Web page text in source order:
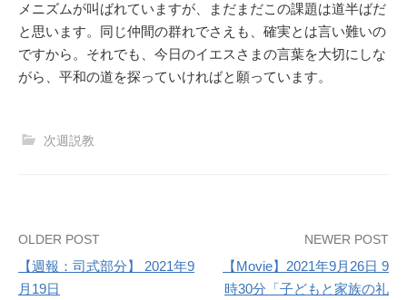
メニズムが叫ばれていますが、まだまだこの課題は道半ばだ
と思います。同じ仲間の群れでさえも、確実とは言い難いの
ですから。それでも、今日のイエスさまの言葉を大切にしな
がら、平和の道を探っていければと願っています。
次週説教
Post
navigation
OLDER POST
【週報：司式部分】 2021年9
月19日
NEWER POST
【Movie】2021年9月26日 9
時30分「子どもと家族の礼